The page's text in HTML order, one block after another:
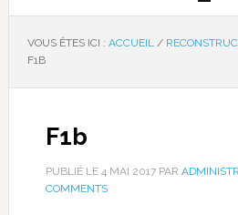
VOUS ÊTES ICI : ACCUEIL /
F1B
F1b
PUBLIÉ LE 4 MAI 2017PAR
COMMENTS